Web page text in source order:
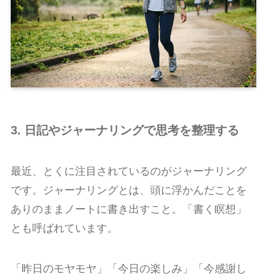
3. 日記やジャーナリングで思考を整理する
最近、とくに注目されているのがジャーナリング
です。ジャーナリングとは、頭に浮かんだことを
ありのままノートに書き出すこと。「書く瞑想」
とも呼ばれています。
「昨日のモヤモヤ」「今日の楽しみ」「今感謝し